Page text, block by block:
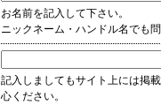
お名前を記入して下さい。
ニックネーム・ハンドル名でも
記入しましてもサイト上には掲
心ください。